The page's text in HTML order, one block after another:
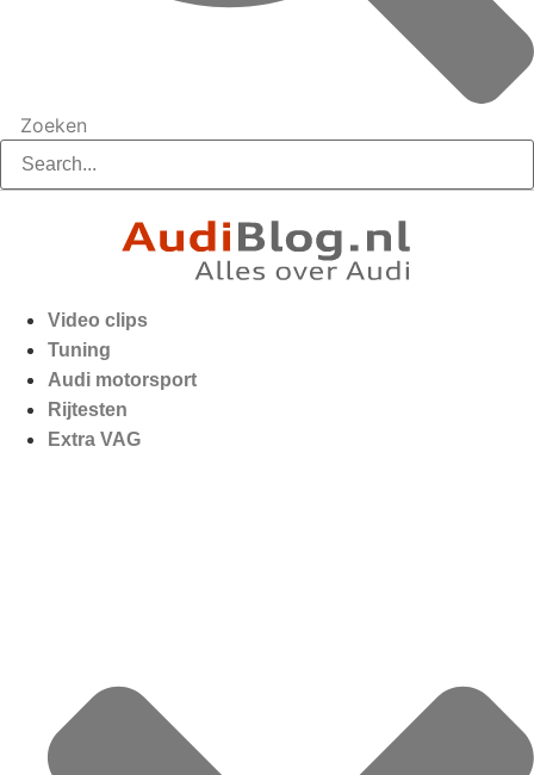
Zoeken
Video clips
Tuning
Audi motorsport
Rijtesten
Extra VAG